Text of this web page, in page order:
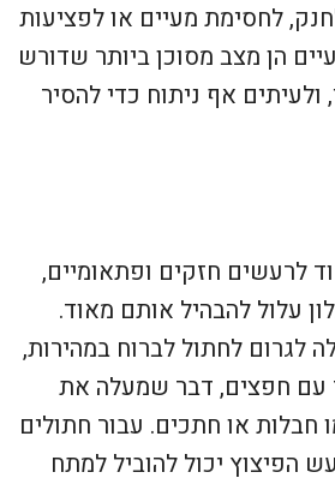
לחסימת מעיים או לפציעות
הן מצב מסוכן ביותר שדורש
ולעיתים אף ניתוח כדי להסיר
לרעשים חזקים ופתאומיים,
עלול להבהיל אותם מאוד.
לגרום לחתול לברוח במהירות,
עם חפצים, דבר שמעלה את
חבלות או חתכים. עבור חתולים
הפיצוץ יכול להוביל למתח